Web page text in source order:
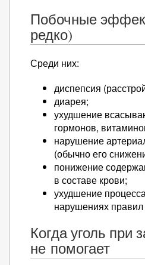
Побочные
редко)
Среди них:
диспепсия
диарея;
ухудшение
гормонов,
нарушение
(обычно его
понижение
в составе крови;
ухудшение
нарушениях
Когда уголь при
не помогает